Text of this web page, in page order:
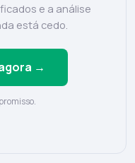
e a análise
está cedo.
→